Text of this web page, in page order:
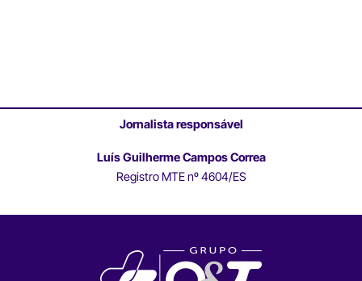
Jornalista responsável
Luís Guilherme Campos Correa
Registro MTE nº 4604/ES